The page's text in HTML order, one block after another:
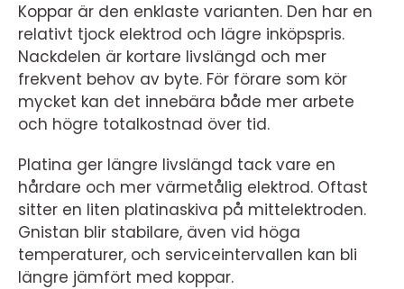
Koppar är den enklaste varianten. Den har en
relativt tjock elektrod och lägre inköpspris.
Nackdelen är kortare livslängd och mer
frekvent behov av byte. För förare som kör
mycket kan det innebära både mer arbete
och högre totalkostnad över tid.
Platina ger längre livslängd tack vare en
hårdare och mer värmetålig elektrod. Oftast
sitter en liten platinaskiva på mittelektroden.
Gnistan blir stabilare, även vid höga
temperaturer, och serviceintervallen kan bli
längre jämfört med koppar.